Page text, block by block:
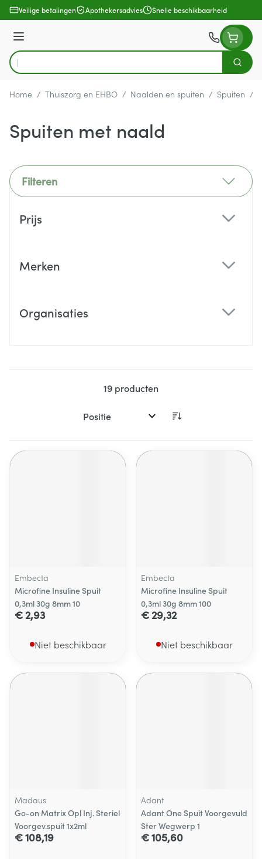
Ga naar de inhoud
Veilige betalingen Apothekersadvies Snelle beschikbaarheid
Menu
Product, merk, categorie...
Zoek
Home / Thuiszorg en EHBO / Naalden en spuiten / Spuiten /
Spuiten met naald
Filteren
Prijs
Merken
Organisaties
19 producten
Sorteer op:
Embecta
Microfine Insuline Spuit
0,3ml 30g 8mm 10
€ 2,93
Niet beschikbaar
Embecta
Microfine Insuline Spuit
0,3ml 30g 8mm 100
€ 29,32
Niet beschikbaar
Madaus
Go-on Matrix Opl Inj. Steriel
Voorgev.spuit 1x2ml
€ 108,19
Adant
Adant One Spuit Voorgevuld
Ster Wegwerp 1
€ 105,60